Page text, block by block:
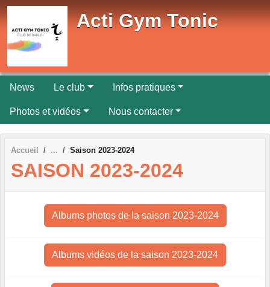
Acti Gym Tonic
News Le club Infos pratiques
Photos et vidéos Nous contacter
Accueil Saison 2023-2024
SAISON 2023-2024
Albums photos de la saison 2023-2024
Albums vidéos de la saison 2023-2024
Panneau de gestion des cookies